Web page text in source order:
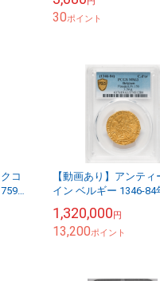
30ポイント
コ
【動画あり】アンティ
イン ベルギー 1346-84
カ・シュヴァル純金金貨
PCGS-MS...
1,320,000円
13,200ポイント